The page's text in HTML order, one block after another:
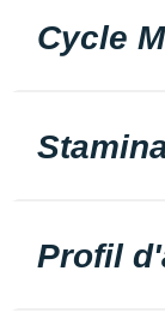
Cycle
Profil